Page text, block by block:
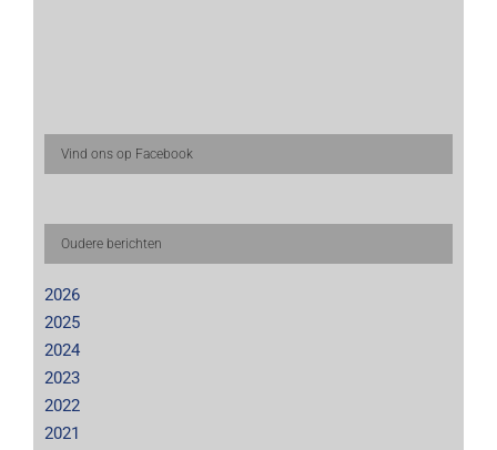
Vind ons op Facebook
Oudere berichten
2026
2025
2024
2023
2022
2021